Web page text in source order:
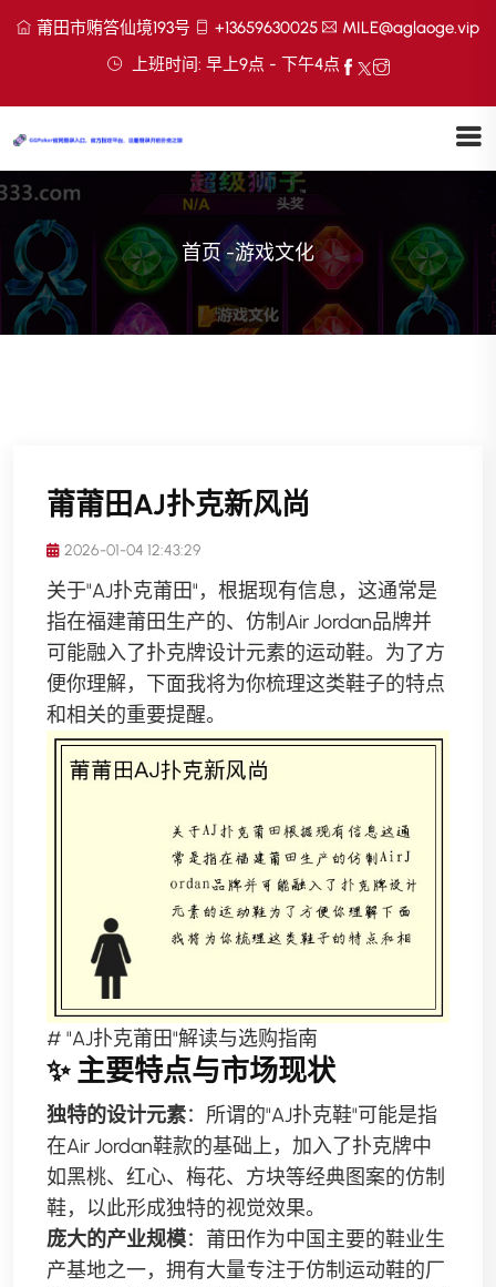
莆田市贿答仙境193号 +13659630025
MILE@aglaoge.vip
上班时间: 早上9点 - 下午4点
首页-游戏文化
莆莆田AJ扑克新风尚
2026-01-04 12:43:29
关于"AJ扑克莆田"，根据现有信息，这通常是
指在福建莆田生产的、仿制Air Jordan品牌并
可能融入了扑克牌设计元素的运动鞋。为了方
便你理解，下面我将为你梳理这类鞋子的特点
和相关的重要提醒。
# "AJ扑克莆田"解读与选购指南
✨ 主要特点与市场现状
独特的设计元素：所谓的"AJ扑克鞋"可能是指
在Air Jordan鞋款的基础上，加入了扑克牌中
如黑桃、红心、梅花、方块等经典图案的仿制
鞋，以此形成独特的视觉效果。
庞大的产业规模：莆田作为中国主要的鞋业生
产基地之一，拥有大量专注于仿制运动鞋的厂